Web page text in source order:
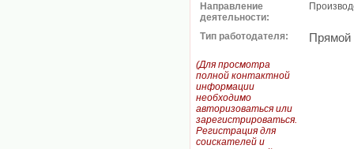
Направление
деятельности:
Тип работодателя: Прямой
(Для просмотра
полной контактной
информации
необходимо
авторизоваться или
зарегистрироваться.
Регистрация для
соискателей и